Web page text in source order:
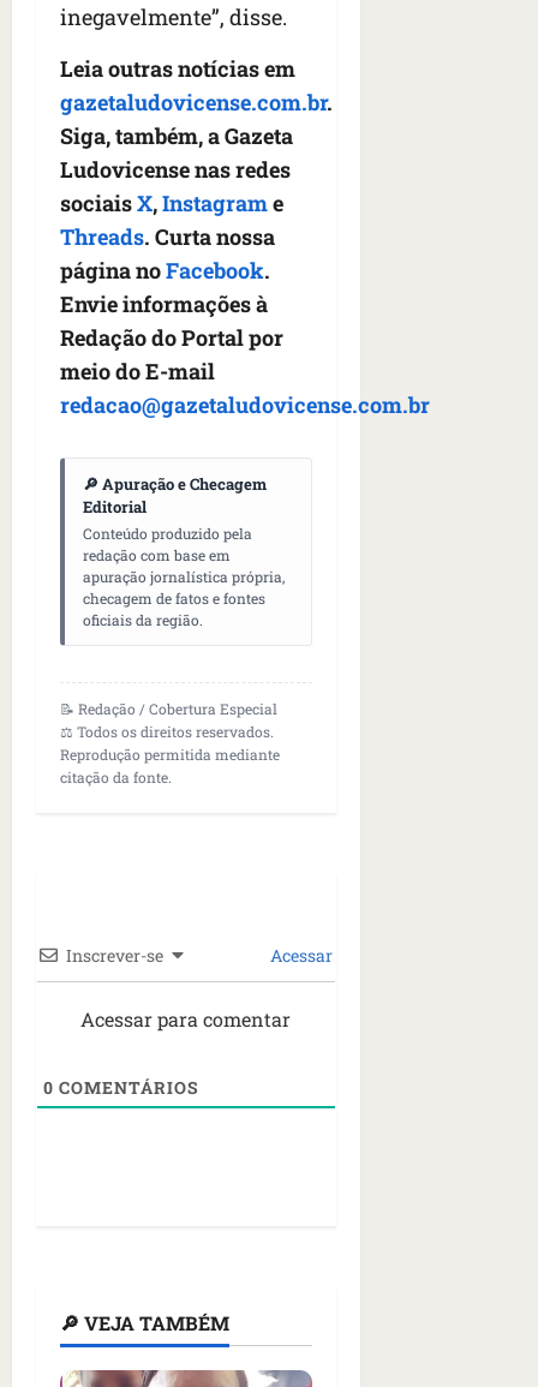
inegavelmente”, disse.
Leia outras notícias em
gazetaludovicense.com.br.
Siga, também, a Gazeta
Ludovicense nas redes
sociaisX,Instagrame
Threads. Curta nossa
página noFacebook.
Envie informações à
Redação do Portal por
meio do E-mail
redacao@gazetaludovicense.com.br
🔎 Apuração e Checagem
Editorial
Conteúdo produzido pela
redação com base em
apuração jornalística própria,
checagem de fatos e fontes
oficiais da região.
📝 Redação / Cobertura Especial
⚖️ Todos os direitos reservados.
Reprodução permitida mediante
citação da fonte.
Inscrever-se Acessar
Acessar para comentar
0 COMENTÁRIOS
🔎 VEJA TAMBÉM